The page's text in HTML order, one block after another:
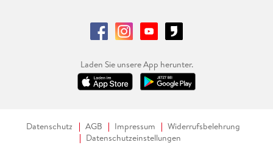
Laden Sie unsere App herunter.
Datenschutz AGB Impressum
Widerrufsbelehrung
Datenschutzeinstellungen